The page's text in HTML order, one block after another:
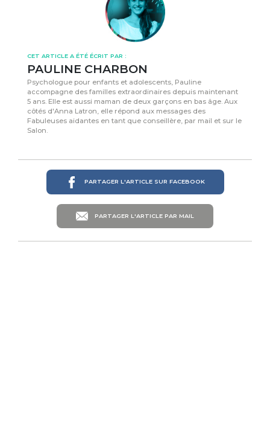
CET ARTICLE A ÉTÉ ÉCRIT PAR :
PAULINE CHARBON
Psychologue pour enfants et adolescents, Pauline
accompagne des familles extraordinaires depuis maintenant
5 ans. Elle est aussi maman de deux garçons en bas âge. Aux
côtés d'Anna Latron, elle répond aux messages des
Fabuleuses aidantes en tant que conseillère, par mail et sur le
Salon.
PARTAGER L'ARTICLE SUR FACEBOOK
PARTAGER L'ARTICLE PAR MAIL